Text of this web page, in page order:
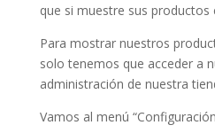
que si muestre sus productos
Para mostrar nuestros
solo tenemos que acceder a
administración de nuestra
Vamos al menú